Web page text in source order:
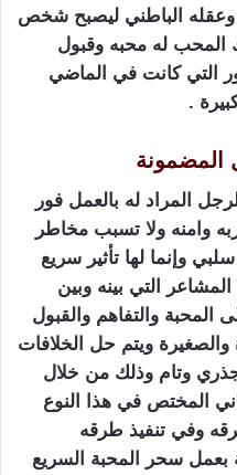
وعقله الباطني ليصبح شخص
المحب له محبه وقبول
التي كانت في الماضي
.
المضمونة
المراد له بالعمل فور
وامنه ولا تسبب مخاطر
وإنما لها تأثير سريع
التي بينه وبين
المحبة والتفاهم والقبول
والصغيرة ويتم حل الخلافات
وتام وذلك من خلال
المختص في هذا النوع
وفي تنفيذ طرقه
بعمل سحر المحبة السريع